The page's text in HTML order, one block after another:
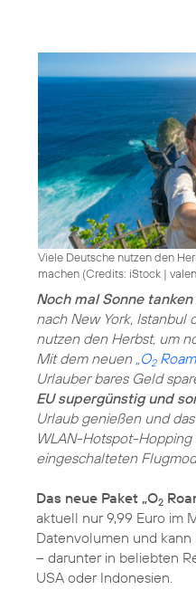
Viele Deutsche nutzen den
machen (Credits: iStock |
Noch mal Sonne tanken
nach New York, Istanbul
nutzen den Herbst, um
Mit dem neuen „O2
Urlauber bares Geld
EU supergünstig und
Urlaub genießen und
WLAN-Hotspot-
eingeschalteten
Das neue Paket „O2
aktuell nur 9,99 Euro im
Datenvolumen und
– darunter in beliebten
USA oder Indonesien.